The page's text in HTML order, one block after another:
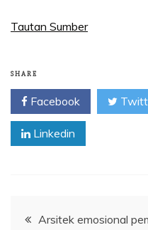
Tautan Sumber
SHARE
Facebook
Linkedin
Navigasi
Arsitek emosional